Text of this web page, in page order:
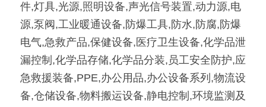
件,灯具,光源,照明设备,声光信号装置,动力源,电
源,泵阀,工业暖通设备,防爆工具,防水,防腐,防爆
电气,急救产品,保健设备,医疗卫生设备,化学品泄
漏控制,化学品存储,化学品分装,员工安全防护,应
急救援装备,PPE,办公用品,办公设备系列,物流设
备,仓储设备,物料搬运设备,静电控制,环境监测及